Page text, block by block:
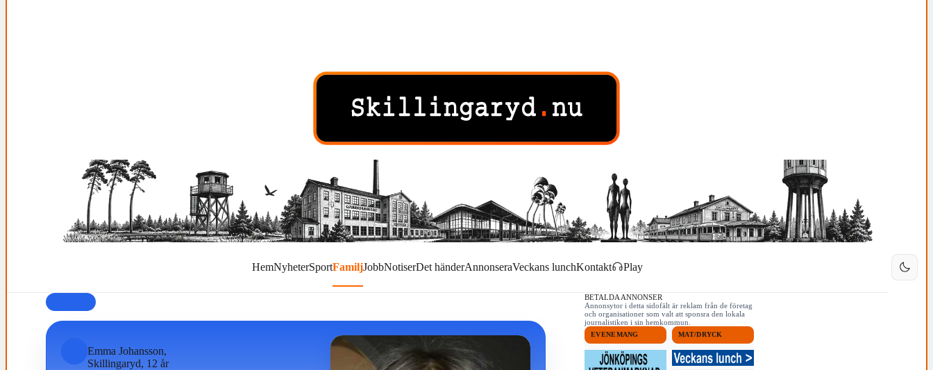
HemNyheterSportFamiljJobbNotiserDet händerAnnonseraVeckans lunchKontakt Play
Emma Johansson,
Skillingaryd, 12 år
BETALDA ANNONSER
Annonsytor i detta sidofält är reklam från de företag
och organisationer som valt att sponsra den lokala
journalistiken i sin hemkommun.
EVENEMANG MAT/DRYCK